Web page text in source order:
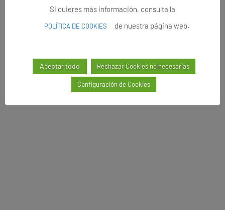
Si quieres más información, consulta la
POLÍTICA DE COOKIES de nuestra página web.
Aceptar todo Rechazar Cookies no necesarias
Configuración de Cookies